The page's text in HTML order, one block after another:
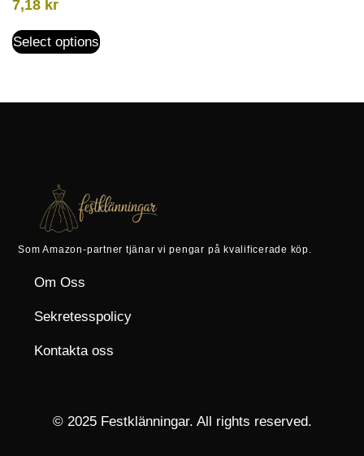
7,18 kr
Select options
Som Amazon-partner tjänar vi pengar på kvalificerade köp.
Om Oss
Sekretesspolicy
Kontakta oss
© 2025 Festklänningar. All rights reserved.